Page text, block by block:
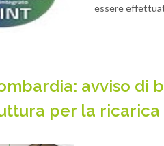
essere
avviso di
per la